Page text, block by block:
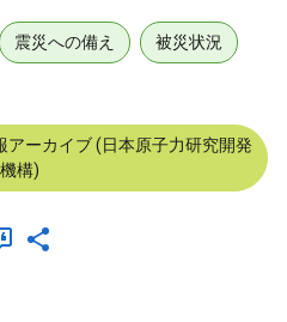
震災への備え 被災状況
アーカイブ (日本原子力研究開発
機構)